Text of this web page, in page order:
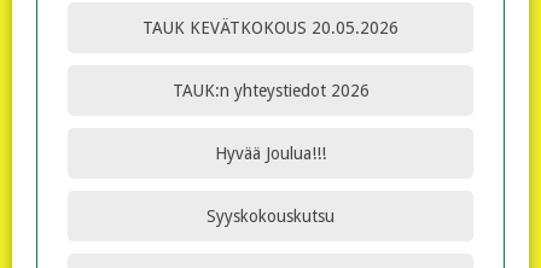
TAUK KEVÄTKOKOUS 20.05.2026
TAUK:n yhteystiedot 2026
Hyvää Joulua!!!
Syyskokouskutsu